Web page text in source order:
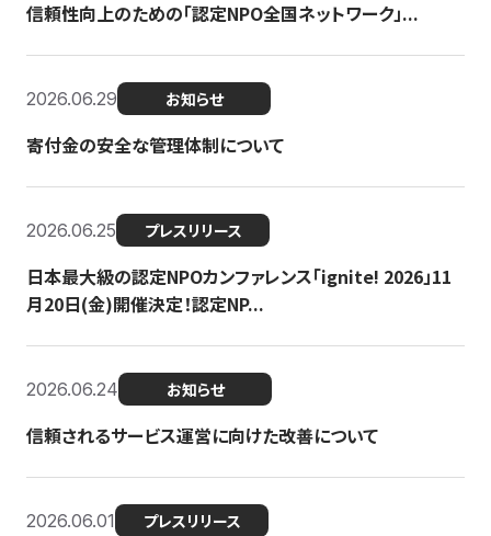
信頼性向上のための「認定NPO全国ネットワーク」...
2026.06.29 お知らせ
寄付金の安全な管理体制について
2026.06.25 プレスリリース
日本最大級の認定NPOカンファレンス「ignite! 2026」11
月20日(金)開催決定！認定NP...
2026.06.24 お知らせ
信頼されるサービス運営に向けた改善について
2026.06.01 プレスリリース